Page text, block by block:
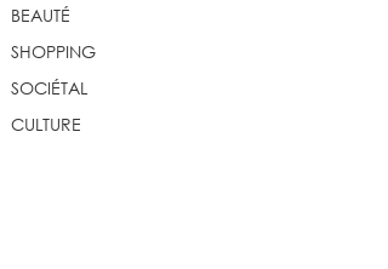
BEAUTÉ
SHOPPING
SOCIÉTAL
CULTURE